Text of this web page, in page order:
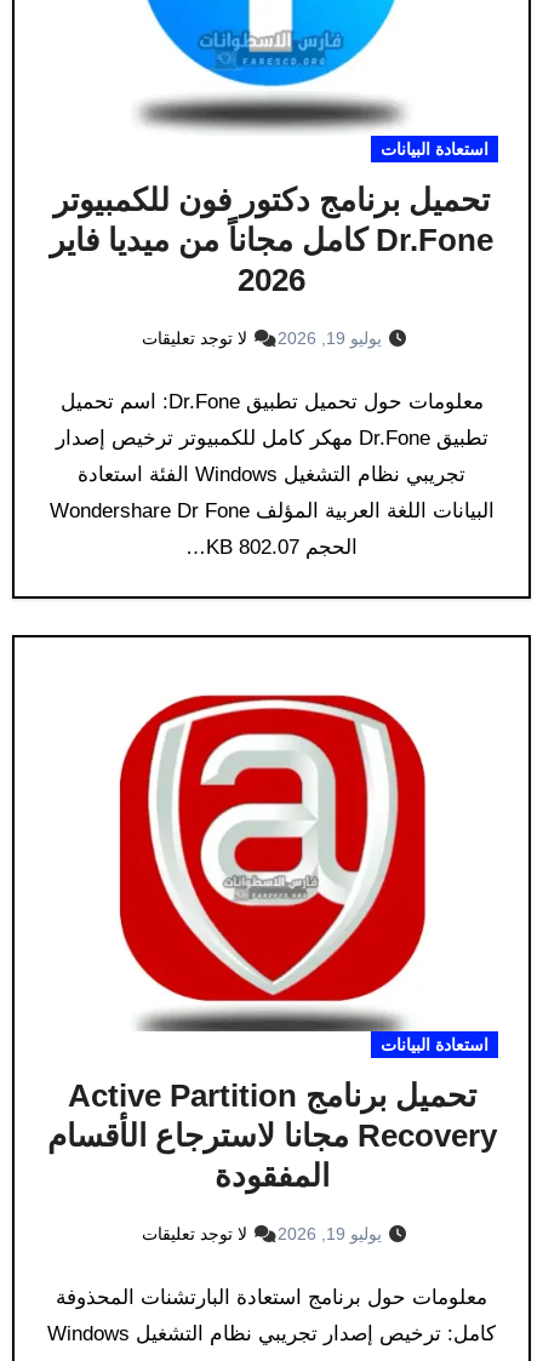
استعادة البيانات
تحميل برنامج دكتور فون للكمبيوتر
Dr.Fone كامل مجاناً من ميديا فاير
2026
يوليو 19, 2026 لا توجد تعليقات
معلومات حول تحميل تطبيق Dr.Fone: اسم تحميل
تطبيق Dr.Fone مهكر كامل للكمبيوتر ترخيص إصدار
تجريبي نظام التشغيل Windows الفئة استعادة
البيانات اللغة العربية المؤلف Wondershare Dr Fone
الحجم 802.07 KB…
استعادة البيانات
تحميل برنامج Active Partition
Recovery مجانا لاسترجاع الأقسام
المفقودة
يوليو 19, 2026 لا توجد تعليقات
معلومات حول برنامج استعادة البارتشنات المحذوفة
كامل: ترخيص إصدار تجريبي نظام التشغيل Windows